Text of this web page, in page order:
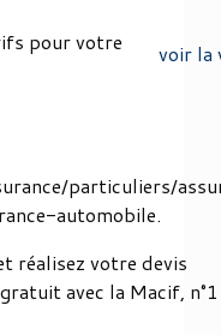
voir la
pour votre
particuliers/
automobile.
réalisez votre devis
avec la Macif,